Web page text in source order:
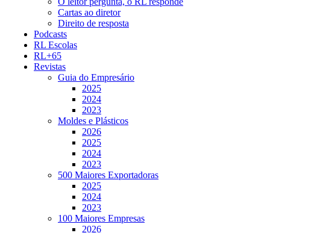
Cartas ao diretor
Direito de resposta
Podcasts
RL Escolas
RL+65
Revistas
Guia do Empresário
2025
2024
2023
Moldes e Plásticos
2026
2025
2024
2023
500 Maiores Exportadoras
2025
2024
2023
100 Maiores Empresas
2026